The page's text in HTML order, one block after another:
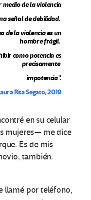
de la violencia
señal de debilidad.
de la violencia es un
hombre frágil.
como potencia es
precisamente
impotencia”.
Rita Segato, 2019
en su celular
mujeres— me dice
Es de mis
también.
llamé por teléfono,